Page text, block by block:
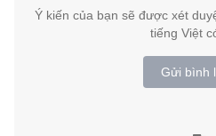
Ý kiến của bạn sẽ được xét
tiếng Việt
Gửi bình